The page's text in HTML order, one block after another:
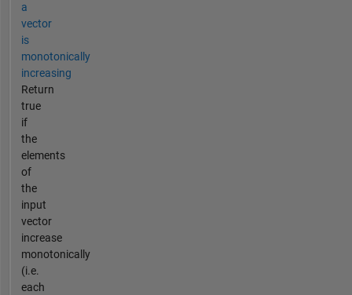
a
vector
is
monotonically
increasing
Return
true
if
the
elements
of
the
input
vector
increase
monotonically
(i.e.
each